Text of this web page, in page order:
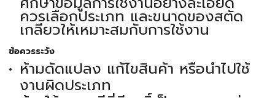
ควรเลือกประเภท และขนาดของสตัด
เกลียวให้เหมาะสมกับการใช้งาน
ข้อควรระวัง
ห้ามดัดแปลง แก้ไขสินค้า หรือนำไปใช้
งานผิดประเภท